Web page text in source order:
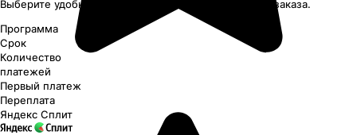
Выберите удобный способ оплаты при оформлении заказа.
Программа
Срок
Количество
платежей
Первый платеж
Переплата
Яндекс Сплит